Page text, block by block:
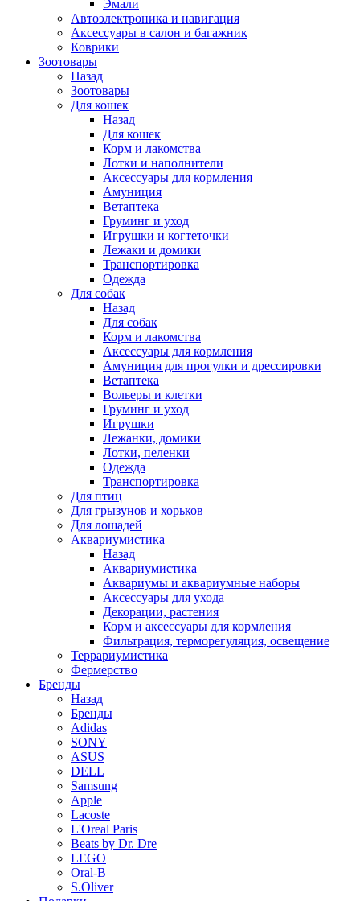
Эмали
Автоэлектроника и навигация
Аксессуары в салон и багажник
Коврики
Зоотовары
Назад
Зоотовары
Для кошек
Назад
Для кошек
Корм и лакомства
Лотки и наполнители
Аксессуары для кормления
Амуниция
Ветаптека
Груминг и уход
Игрушки и когтеточки
Лежаки и домики
Транспортировка
Одежда
Для собак
Назад
Для собак
Корм и лакомства
Аксессуары для кормления
Амуниция для прогулки и дрессировки
Ветаптека
Вольеры и клетки
Груминг и уход
Игрушки
Лежанки, домики
Лотки, пеленки
Одежда
Транспортировка
Для птиц
Для грызунов и хорьков
Для лошадей
Аквариумистика
Назад
Аквариумистика
Аквариумы и аквариумные наборы
Аксессуары для ухода
Декорации, растения
Корм и аксессуары для кормления
Фильтрация, терморегуляция, освещение
Террариумистика
Фермерство
Бренды
Назад
Бренды
Adidas
SONY
ASUS
DELL
Samsung
Apple
Lacoste
L'Oreal Paris
Beats by Dr. Dre
LEGO
Oral-B
S.Oliver